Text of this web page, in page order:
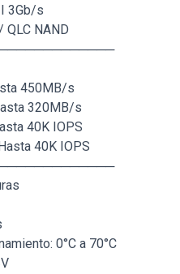
3Gb/s
QLC NAND
450MB/s
320MB/s
40K IOPS
40K IOPS
0°C a 70°C